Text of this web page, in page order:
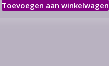
Toevoegen aan winkelwagen